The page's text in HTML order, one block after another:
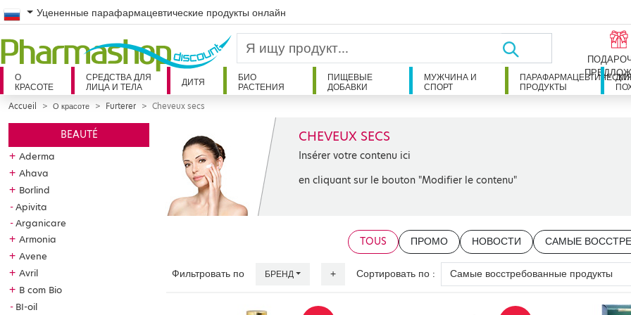
Russian
Уцененные парафармацевтические продукты онлайн
О
КРАСОТЕ
СРЕДСТВА ДЛЯ
ЛИЦА И ТЕЛА
ДИТЯ
БИО
РАСТЕНИЯ
ПИЩЕВЫЕ
ДОБАВКИ
МУЖЧИНА И
СПОРТ
ПРОДУКТЫ
Accueil О красоте Furterer Cheveux secs
BEAUTÉ
+ Aderma
+ Ahava
+ Borlind
Apivita
Arganicare
+ Armonia
+ Avene
+ Avril
+ B com Bio
BI-oil
CHEVEUX SECS
Insérer votre contenu ici
en cliquant sur le bouton "Modifier le contenu"
TOUS ПРОМО НОВОСТИ САМЫЕ
Фильтровать по БРЕНД + Сортировать по :